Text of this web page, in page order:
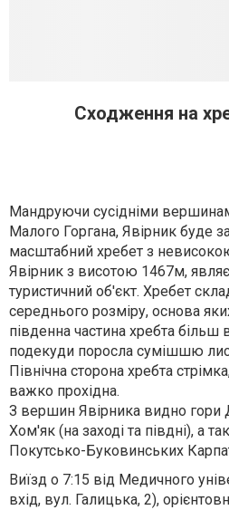
Сходження на
Мандруючи сусідніми
Малого Горгана, Явірник буде
масштабний хребет з
Явірник з висотою 1467м,
туристичний об'єкт. Хребет
середнього розміру, основа
південна частина хребта більш
подекуди поросла сумішшю
Північна сторона хребта
важко прохідна.
З вершин Явірника видно гори
Хом'як (на заході та півдні), а
Покутсько-Буковинських
Виїзд о 7:15 від Медичного
вхід, вул. Галицька, 2),